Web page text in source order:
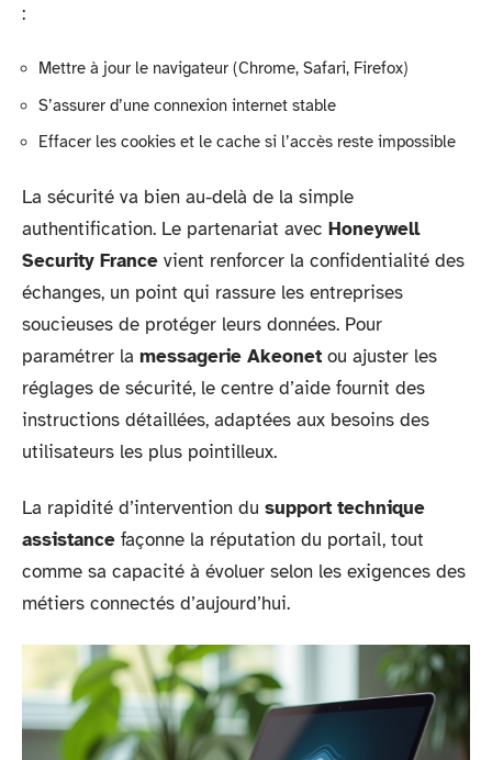
:
Mettre à jour le navigateur (Chrome, Safari, Firefox)
S’assurer d’une connexion internet stable
Effacer les cookies et le cache si l’accès reste impossible
La sécurité va bien au-delà de la simple
authentification. Le partenariat avec Honeywell
Security France vient renforcer la confidentialité des
échanges, un point qui rassure les entreprises
soucieuses de protéger leurs données. Pour
paramétrer la messagerie Akeonet ou ajuster les
réglages de sécurité, le centre d’aide fournit des
instructions détaillées, adaptées aux besoins des
utilisateurs les plus pointilleux.
La rapidité d’intervention du support technique
assistance façonne la réputation du portail, tout
comme sa capacité à évoluer selon les exigences des
métiers connectés d’aujourd’hui.